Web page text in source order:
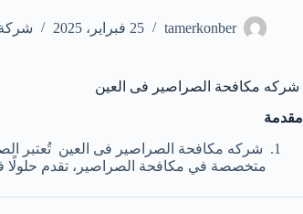
tamerkonber 25 فبراير، 2025
شركه مكافحة الصراصير فى العين
مقدمة
شركه مكافحة الصراصير فى العين تُعتبر
متخصصة في مكافحة الصراصير، تقدم حلولًا